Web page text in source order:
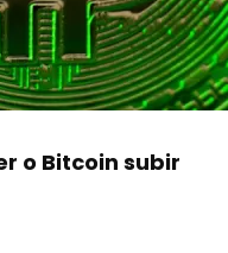
o Bitcoin subir